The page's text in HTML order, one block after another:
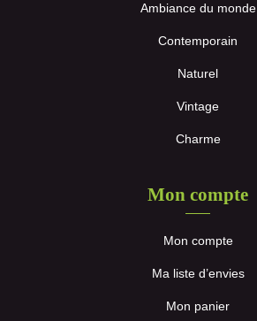
Ambiance du monde
Contemporain
Naturel
Vintage
Charme
Mon compte
Mon compte
Ma liste d’envies
Mon panier